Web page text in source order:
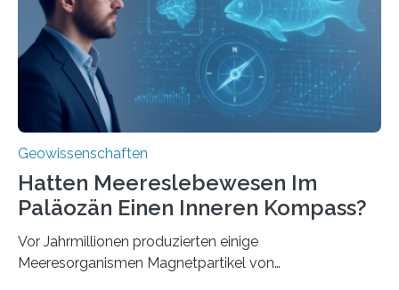
neu, um zu erklären, wie Eisen, das aus hydrothermalen
Systemen freigesetzt wird, über ganze Ozeanbecken
transportiert werden kann. „Das…
Geowissenschaften
Hatten Meereslebewesen Im
Paläozän Einen Inneren Kompass?
Vor Jahrmillionen produzierten einige
Meeresorganismen Magnetpartikel von